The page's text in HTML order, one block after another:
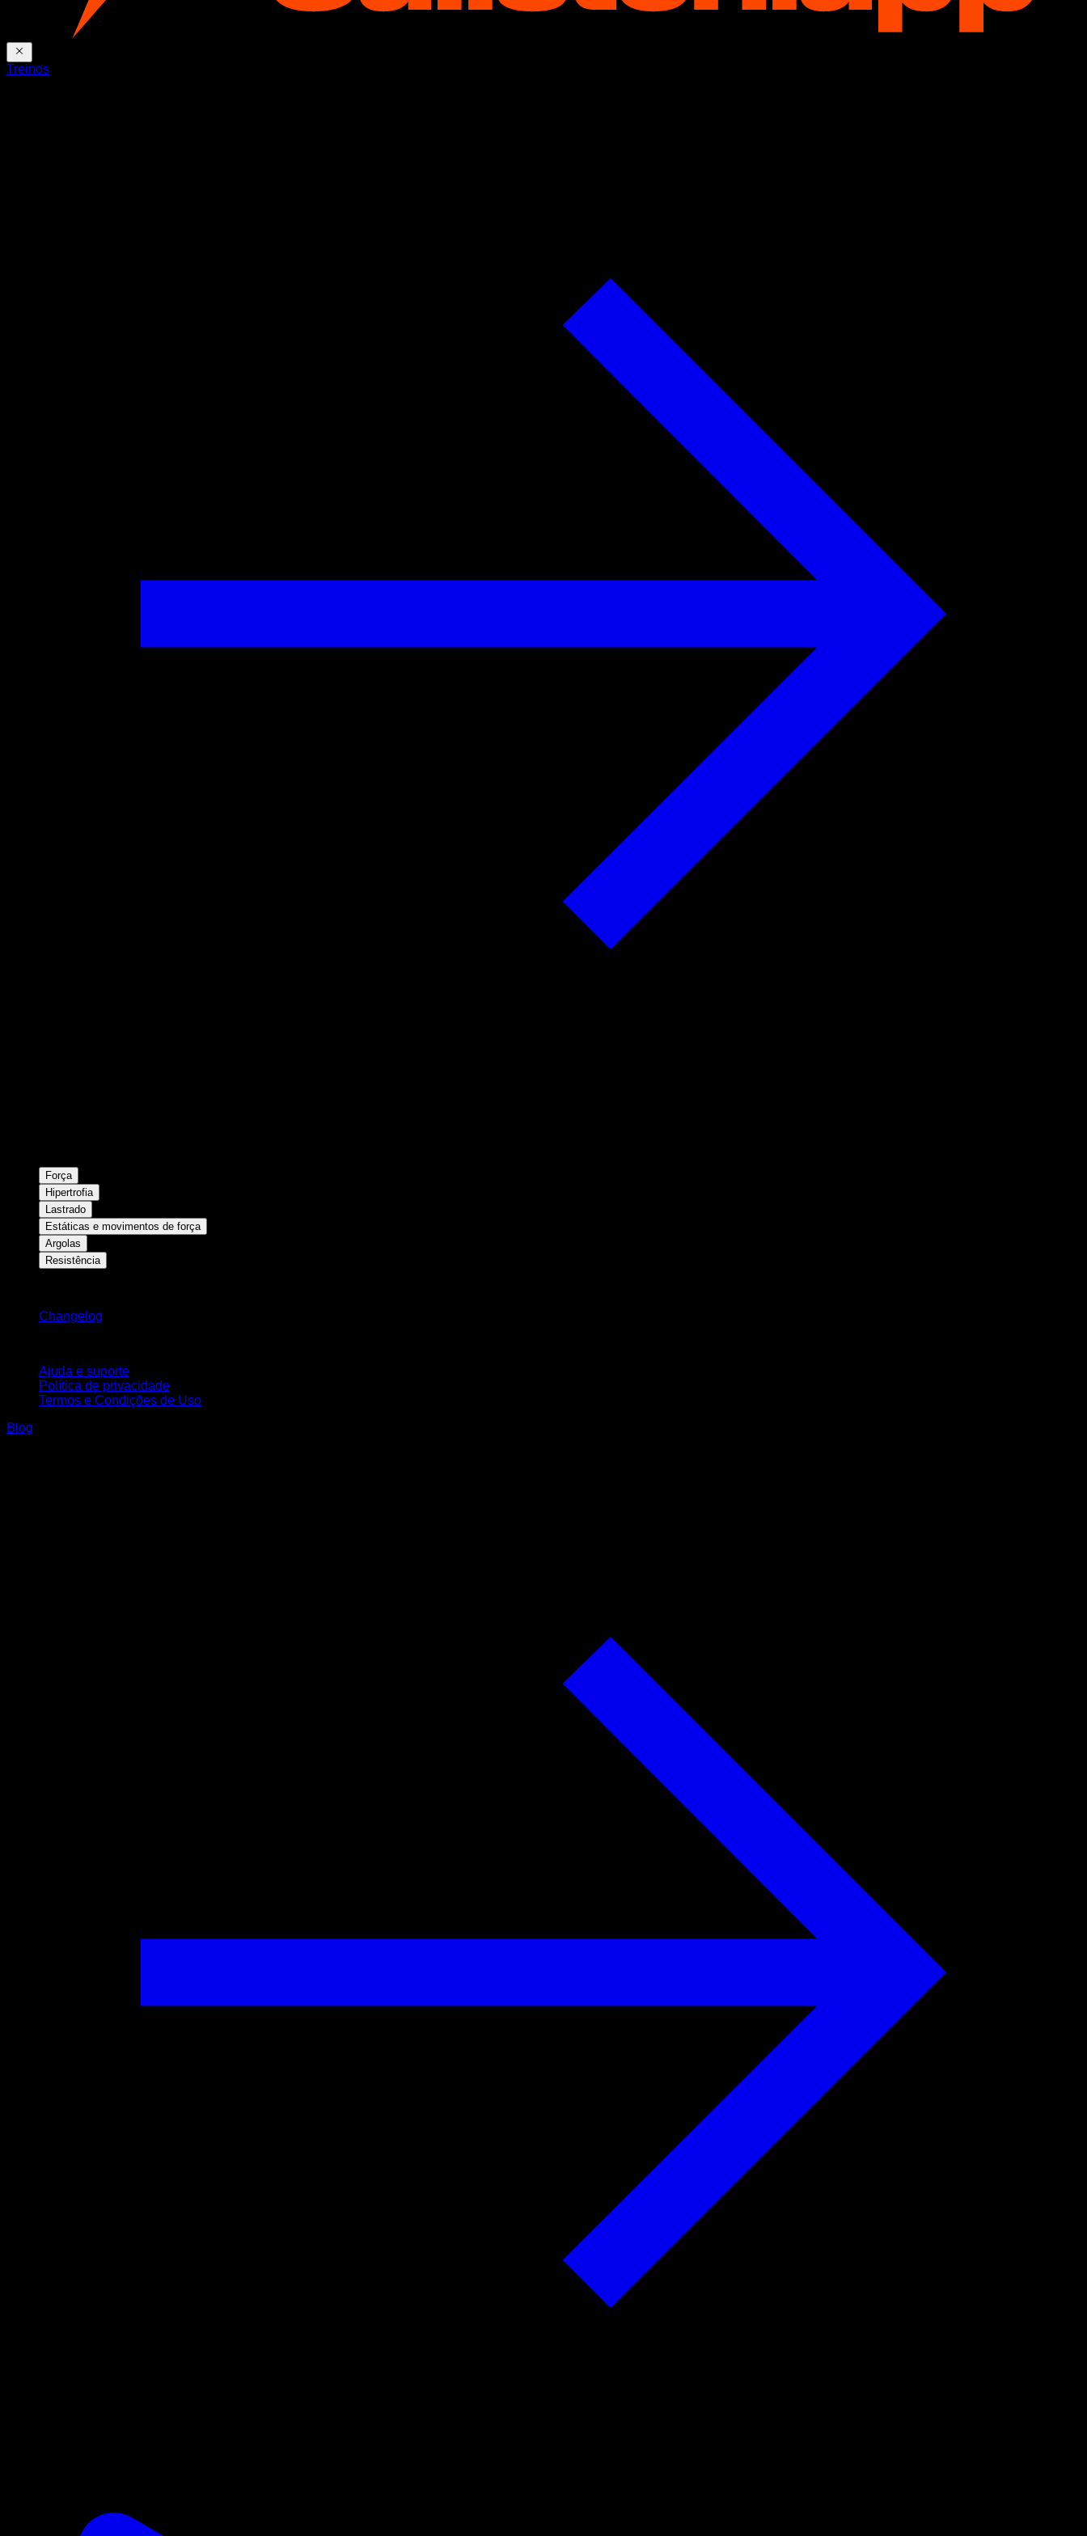
Treinos
Força
Hipertrofia
Lastrado
Estáticas e movimentos de força
Argolas
Resistência
Changelog
Ajuda e suporte
Política de privacidade
Termos e Condições de Uso
Blog